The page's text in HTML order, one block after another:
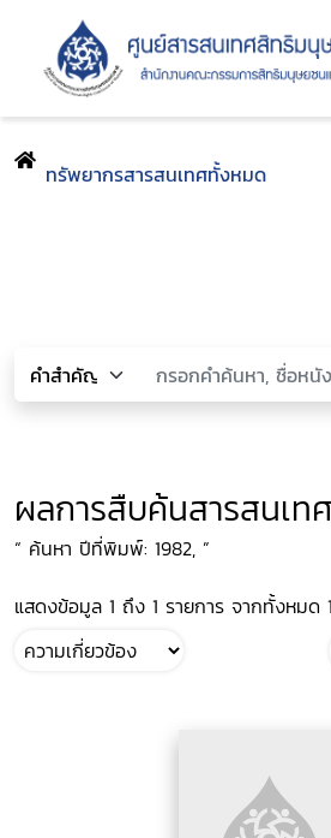
ทรัพยากรสารสนเทศทั้งหมด
ผลการสืบค้นสารสนเทศ
“ ค้นหา ปีที่พิมพ์: 1982, ”
แสดงข้อมูล 1 ถึง 1 รายการ จากทั้งหมด